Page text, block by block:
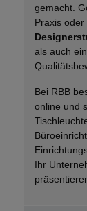
gemacht.
Praxis oder
als auch
Bei RBB
online und
Ihr